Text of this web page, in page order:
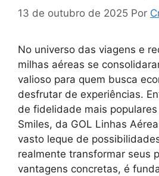
13 de outubro de 2025 Por
No universo das viagens e
milhas aéreas se
valioso para quem busca
desfrutar de experiências.
de fidelidade mais
Smiles, da GOL Linhas
vasto leque de
realmente transformar seus
vantagens concretas, é